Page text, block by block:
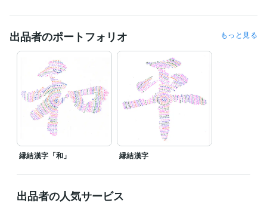
出品者のポートフォリオ もっと見る
縁結漢字「和」 縁結漢字
出品者の人気サービス